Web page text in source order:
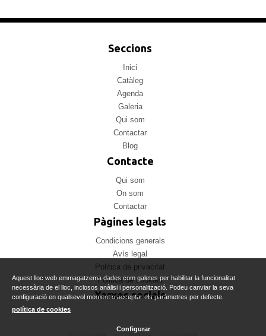
Seccions
Inici
Catàleg
Agenda
Galeria
Qui som
Contactar
Blog
Contacte
Qui som
On som
Contactar
Pàgines legals
Condicions generals
Avís legal
Politica de privacitat
Politica de cookies
Xarxes socials
Aquest lloc web emmagatzema dades com galetes per habilitar la funcionalitat
necessària de el lloc, inclosos anàlisi i personalització. Podeu canviar la seva
configuració en qualsevol moment o acceptar els paràmetres per defecte.
política de cookies
Configurar